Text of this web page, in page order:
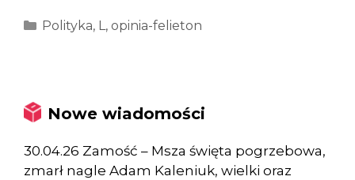
Kategorie
Polityka, L, opinia-felieton
Nowe wiadomości
30.04.26 Zamość – Msza święta pogrzebowa,
zmarł nagle Adam Kaleniuk, wielki oraz